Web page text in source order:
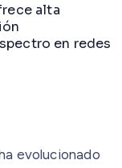
alta
en redes
evolucionado